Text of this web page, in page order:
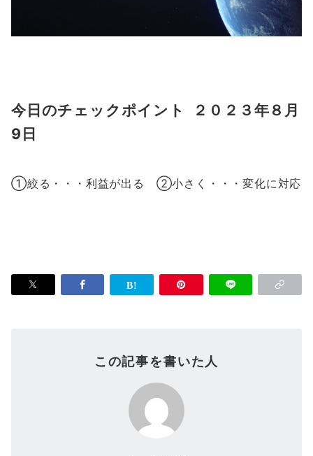
今日のチェックポイント ２０２３年８月
9日
①絞る・・・利益が出る ②小さく・・・変化に対応
この記事を書いた人